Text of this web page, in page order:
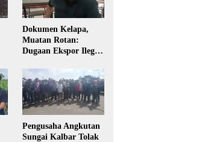
Dokumen Kelapa,
Muatan Rotan:
Dugaan Ekspor Ilegal
Publik Kalbar
Pengusaha Angkutan
Sungai Kalbar Tolak